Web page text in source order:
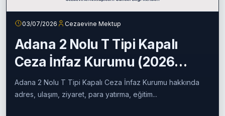
03/07/2026 Cezaevine Mektup
Adana 2 Nolu T Tipi Kapalı
Ceza İnfaz Kurumu (2026
Güncel Rehber)
Adana 2 Nolu T Tipi Kapalı Ceza İnfaz Kurumu hakkında
adres, ulaşım, ziyaret, para yatırma, eğitim...